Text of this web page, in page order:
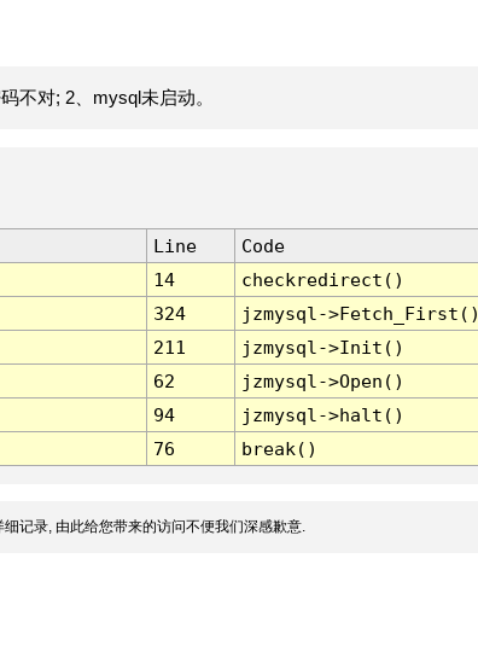
不对; 2、mysql未启动。
Line
Code
14
checkredirect()
324
jzmysql-
211
jzmysql->Init()
62
jzmysql->Open()
94
jzmysql->halt()
76 break()
记录, 由此给您带来的访问不便我们深感歉意.